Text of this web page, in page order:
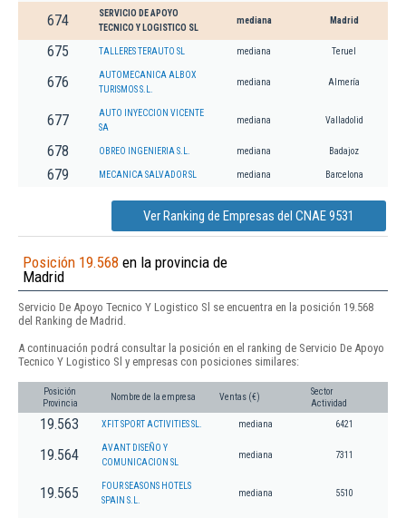
674
SERVICIO DE APOYO
TECNICO Y LOGISTICO SL
mediana Madrid
675 TALLERES TERAUTO SL mediana Teruel
676
AUTOMECANICA ALBOX
TURISMOS S.L.
mediana Almería
677
AUTO INYECCION VICENTE
SA
mediana Valladolid
678 OBREO INGENIERIA S.L. mediana Badajoz
679 MECANICA SALVADOR SL mediana Barcelona
Ver Ranking de Empresas del CNAE 9531
Posición 19.568 en la provincia de
Madrid
Servicio De Apoyo Tecnico Y Logistico Sl se encuentra en la posición 19.568
del Ranking de Madrid.
A continuación podrá consultar la posición en el ranking de Servicio De Apoyo
Tecnico Y Logistico Sl y empresas con posiciones similares:
Posición
Provincia
Nombre de la empresa Ventas (€)
Sector
Actividad
19.563 XFIT SPORT ACTIVITIES SL. mediana 6421
19.564
AVANT DISEÑO Y
COMUNICACION SL
mediana 7311
19.565
FOUR SEASONS HOTELS
SPAIN S.L.
mediana 5510